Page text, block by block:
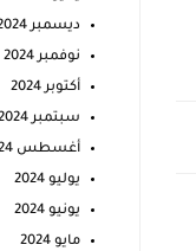
ديسمبر 2024
نوفمبر 2024
أكتوبر 2024
سبتمبر 2024
أغسطس 2024
يوليو 2024
يونيو 2024
مايو 2024